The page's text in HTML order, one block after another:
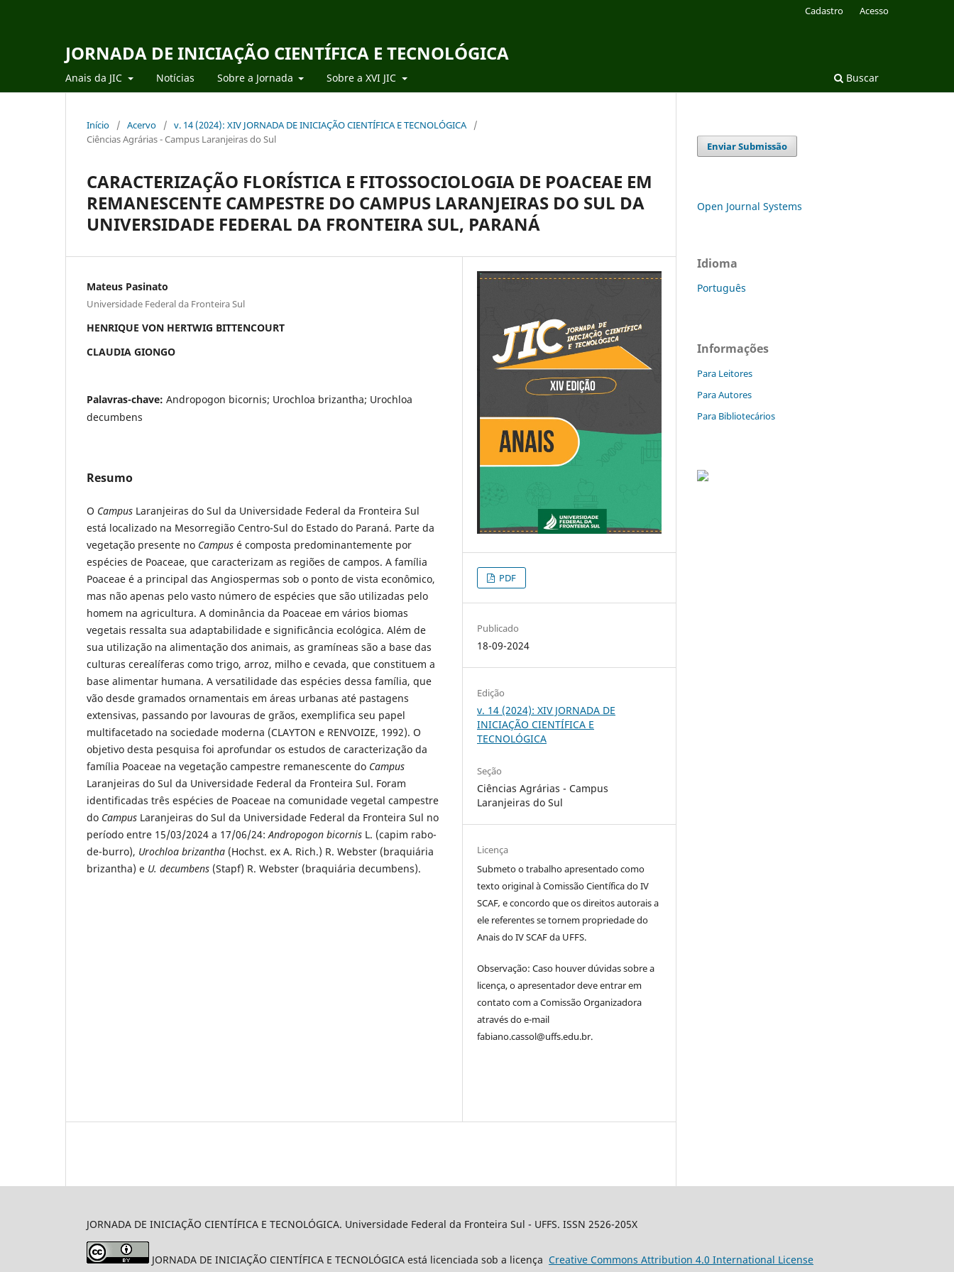
JORNADA DE INICIAÇÃO CIENTÍFICA E TECNOLÓGICA
Anais da JIC Notícias Sobre a Jornada Sobre a XVI JIC Buscar
Cadastro Acesso
Início / Acervo / v. 14 (2024): XIV JORNADA DE INICIAÇÃO CIENTÍFICA E TECNOLÓGICA
/
Ciências Agrárias - Campus Laranjeiras do Sul
CARACTERIZAÇÃO FLORÍSTICA E FITOSSOCIOLOGIA DE POACEAE EM
REMANESCENTE CAMPESTRE DO CAMPUS LARANJEIRAS DO SUL DA
UNIVERSIDADE FEDERAL DA FRONTEIRA SUL, PARANÁ
Mateus Pasinato
Universidade Federal da Fronteira Sul
HENRIQUE VON HERTWIG BITTENCOURT
CLAUDIA GIONGO
Palavras-chave: Andropogon bicornis; Urochloa brizantha; Urochloa
decumbens
Resumo
O Campus Laranjeiras do Sul da Universidade Federal da Fronteira Sul
está localizado na Mesorregião Centro-Sul do Estado do Paraná. Parte da
vegetação presente no Campus é composta predominantemente por
espécies de Poaceae, que caracterizam as regiões de campos. A família
Poaceae é a principal das Angiospermas sob o ponto de vista econômico,
mas não apenas pelo vasto número de espécies que são utilizadas pelo
homem na agricultura. A dominância da Poaceae em vários biomas
vegetais ressalta sua adaptabilidade e significância ecológica. Além de
sua utilização na alimentação dos animais, as gramíneas são a base das
culturas cerealíferas como trigo, arroz, milho e cevada, que constituem a
base alimentar humana. A versatilidade das espécies dessa família, que
vão desde gramados ornamentais em áreas urbanas até pastagens
extensivas, passando por lavouras de grãos, exemplifica seu papel
multifacetado na sociedade moderna (CLAYTON e RENVOIZE, 1992). O
objetivo desta pesquisa foi aprofundar os estudos de caracterização da
família Poaceae na vegetação campestre remanescente do Campus
Laranjeiras do Sul da Universidade Federal da Fronteira Sul. Foram
identificadas três espécies de Poaceae na comunidade vegetal campestre
do Campus Laranjeiras do Sul da Universidade Federal da Fronteira Sul no
período entre 15/03/2024 a 17/06/24:Andropogon bicornis L. (capim rabo-
de-burro), Urochloa brizantha (Hochst. ex A. Rich.) R. Webster (braquiária
brizantha) e U. decumbens (Stapf) R. Webster (braquiária decumbens).
PDF
Publicado
18-09-2024
Edição
v. 14 (2024): XIV JORNADA DE
INICIAÇÃO CIENTÍFICA E
TECNOLÓGICA
Seção
Ciências Agrárias - Campus
Laranjeiras do Sul
Licença
Submeto o trabalho apresentado como
texto original à Comissão Científica do IV
SCAF,e concordo que os direitos autorais a
ele referentes se tornem propriedade do
Anais do IV SCAF da UFFS.
Observação: Caso houver dúvidas sobre a
licença, o apresentador deve entrar em
contato com a Comissão Organizadora
através do e-mail
fabiano.cassol@uffs.edu.br.
Enviar Submissão
Open Journal Systems
Idioma
Português
Informações
Para Leitores
Para Autores
Para Bibliotecários
JORNADA DE INICIAÇÃO CIENTÍFICA E TECNOLÓGICA. Universidade Federal da Fronteira Sul - UFFS. ISSN 2526-205X
JORNADA DE INICIAÇÃO CIENTÍFICA E TECNOLÓGICA está licenciada sob a licença Creative Commons Attribution 4.0 International License